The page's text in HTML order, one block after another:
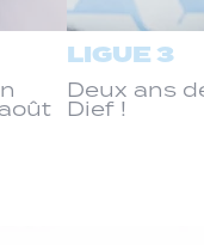
LIGUE 3
Deux ans
Dief !